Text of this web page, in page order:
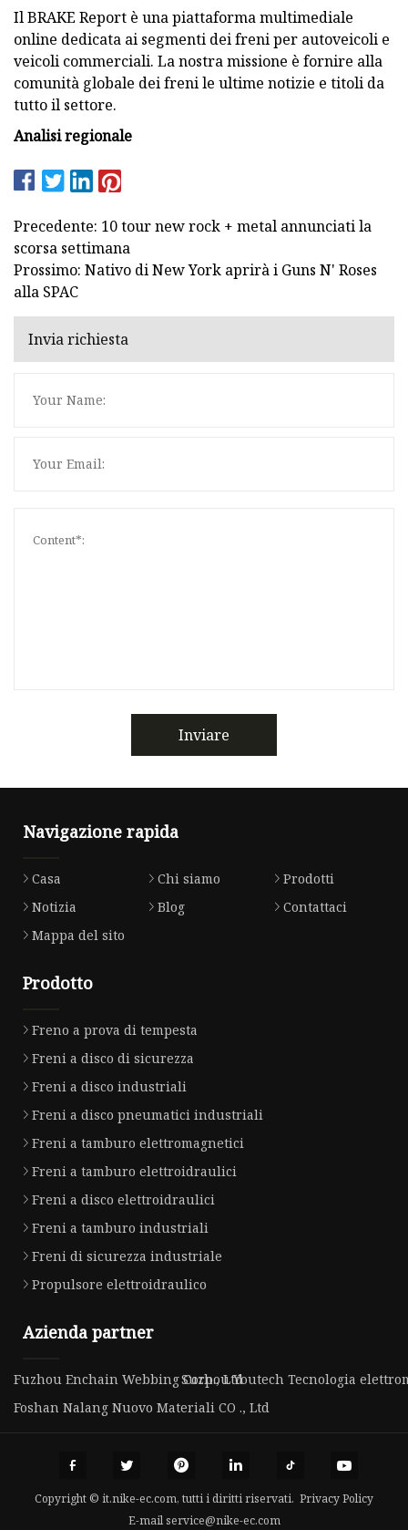
Il BRAKE Report è una piattaforma multimediale
online dedicata ai segmenti dei freni per autoveicoli e
veicoli commerciali. La nostra missione è fornire alla
comunità globale dei freni le ultime notizie e titoli da
tutto il settore.
Analisi regionale
Precedente: 10 tour new rock + metal annunciati la
scorsa settimana
Prossimo: Nativo di New York aprirà i Guns N' Roses
alla SPAC
Invia richiesta
Inviare
Navigazione rapida
Casa Chi siamo
Prodotti
Notizia
Blog
Contattaci
Mappa del sito
Prodotto
Freno a prova di tempesta
Freni a disco di sicurezza
Freni a disco industriali
Freni a disco pneumatici industriali
Freni a tamburo elettromagnetici
Freni a tamburo elettroidraulici
Freni a disco elettroidraulici
Freni a tamburo industriali
Freni di sicurezza industriale
Propulsore elettroidraulico
Azienda partner
Fuzhou Enchain Webbing Corp., LtdSuzhou Youtech Tecnologia
Foshan Nalang Nuovo Materiali CO ., Ltd
Copyright © it.nike-ec.com, tutti i diritti riservati. Privacy Policy
E-mail service@nike-ec.com